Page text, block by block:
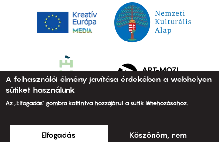
A felhasználói élmény javítása érdekében a webhelyen
sütiket használunk
Az „Elfogadás” gombra kattintva hozzájárul a sütik létrehozásához.
Elfogadás Köszönöm, nem